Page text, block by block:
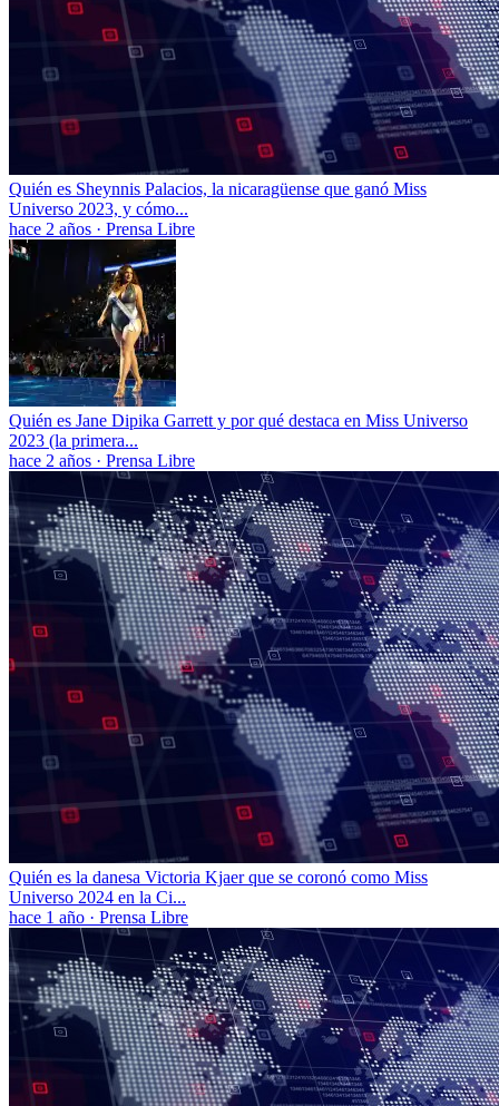
Quién es Sheynnis Palacios, la nicaragüense que ganó Miss
Universo 2023, y cómo...
hace 2 años · Prensa Libre
Quién es Jane Dipika Garrett y por qué destaca en Miss Universo
2023 (la primera...
hace 2 años · Prensa Libre
Quién es la danesa Victoria Kjaer que se coronó como Miss
Universo 2024 en la Ci...
hace 1 año · Prensa Libre